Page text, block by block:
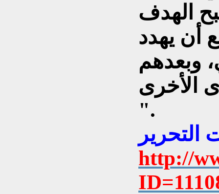
سيصبح الهدف
أن يهدد
وبعدهم
الأخرى
".
http://